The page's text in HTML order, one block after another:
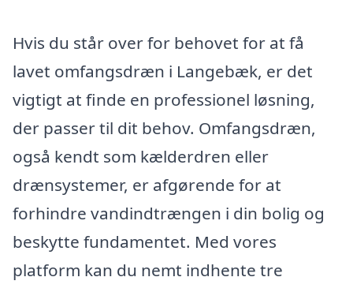
Hvis du står over for behovet for at få
lavet omfangsdræn i Langebæk, er det
vigtigt at finde en professionel løsning,
der passer til dit behov. Omfangsdræn,
også kendt som kælderdren eller
drænsystemer, er afgørende for at
forhindre vandindtrængen i din bolig og
beskytte fundamentet. Med vores
platform kan du nemt indhente tre